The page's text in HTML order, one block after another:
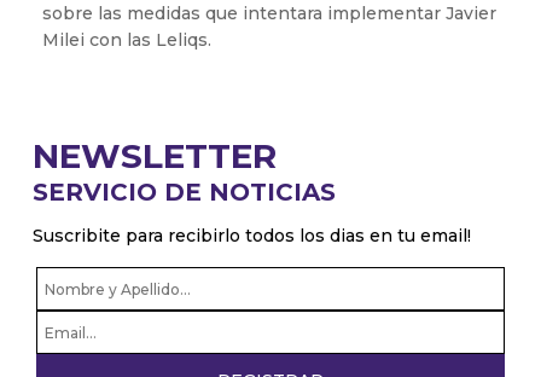
sobre las medidas que intentara implementar Javier
Milei con las Leliqs.
NEWSLETTER
SERVICIO DE NOTICIAS
Suscribite para recibirlo todos los dias en tu email!